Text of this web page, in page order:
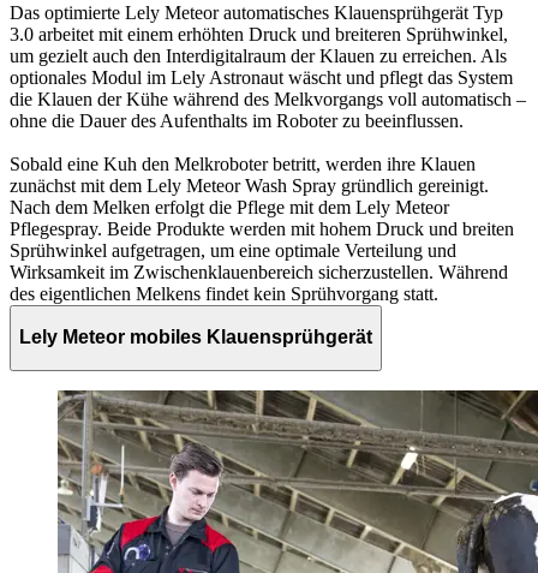
Das optimierte Lely Meteor automatisches Klauensprühgerät Typ
3.0 arbeitet mit einem erhöhten Druck und breiteren Sprühwinkel,
um gezielt auch den Interdigitalraum der Klauen zu erreichen. Als
optionales Modul im Lely Astronaut wäscht und pflegt das System
die Klauen der Kühe während des Melkvorgangs voll automatisch –
ohne die Dauer des Aufenthalts im Roboter zu beeinflussen.
Sobald eine Kuh den Melkroboter betritt, werden ihre Klauen
zunächst mit dem Lely Meteor Wash Spray gründlich gereinigt.
Nach dem Melken erfolgt die Pflege mit dem Lely Meteor
Pflegespray. Beide Produkte werden mit hohem Druck und breiten
Sprühwinkel aufgetragen, um eine optimale Verteilung und
Wirksamkeit im Zwischenklauenbereich sicherzustellen. Während
des eigentlichen Melkens findet kein Sprühvorgang statt.
Lely Meteor mobiles Klauensprühgerät